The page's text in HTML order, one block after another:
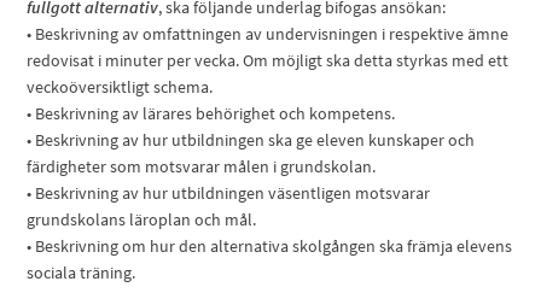
fullgott alternativ, ska följande underlag bifogas ansökan:
• Beskrivning av omfattningen av undervisningen i respektive ämne
redovisat i minuter per vecka. Om möjligt ska detta styrkas med ett
veckoöversiktligt schema.
• Beskrivning av lärares behörighet och kompetens.
• Beskrivning av hur utbildningen ska ge eleven kunskaper och
färdigheter som motsvarar målen i grundskolan.
• Beskrivning av hur utbildningen väsentligen motsvarar
grundskolans läroplan och mål.
• Beskrivning om hur den alternativa skolgången ska främja elevens
sociala träning.